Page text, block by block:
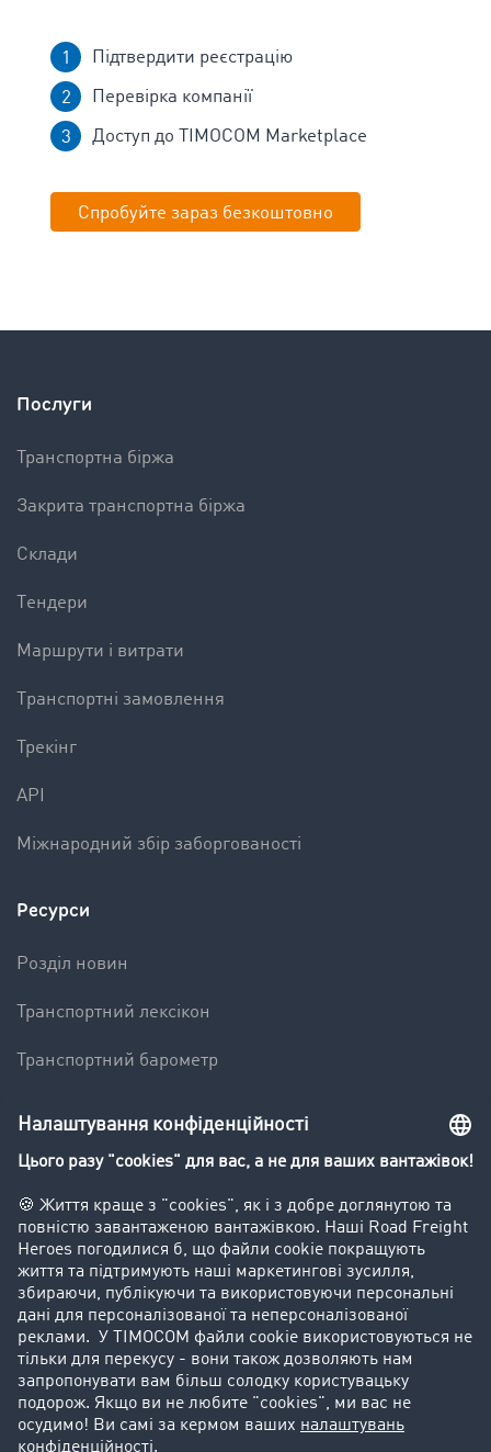
Підтвердити реєстрацію
Перевірка компанії
Доступ до TIMOCOM Marketplace
Спробуйте зараз безкоштовно
Послуги
Транспортна біржа
Закрита транспортна біржа
Склади
Tендери
Mаршрути і витрати
Tранспортні замовлення
Трекінг
API
Міжнародний збір заборгованості
Ресурси
Pозділ новин
Транспортний лексікон
Транспортний барометр
Компанія
Kлієнт вербує клієнта
Історії успіху
Goodies
Підтримка
Підтримка